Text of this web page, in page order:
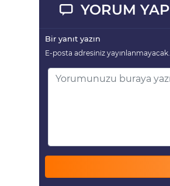
YORUM YAP
Bir yanıt yazın
E-posta adresiniz yayınlanmayacak.